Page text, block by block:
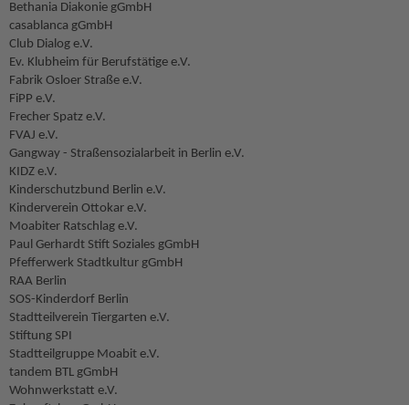
Bethania Diakonie gGmbH
casablanca gGmbH
Club Dialog e.V.
Ev. Klubheim für Berufstätige e.V.
Fabrik Osloer Straße e.V.
FiPP e.V.
Frecher Spatz e.V.
FVAJ e.V.
Gangway - Straßensozialarbeit in Berlin e.V.
KIDZ e.V.
Kinderschutzbund Berlin e.V.
Kinderverein Ottokar e.V.
Moabiter Ratschlag e.V.
Paul Gerhardt Stift Soziales gGmbH
Pfefferwerk Stadtkultur gGmbH
RAA Berlin
SOS-Kinderdorf Berlin
Stadtteilverein Tiergarten e.V.
Stiftung SPI
Stadtteilgruppe Moabit e.V.
tandem BTL gGmbH
Wohnwerkstatt e.V.